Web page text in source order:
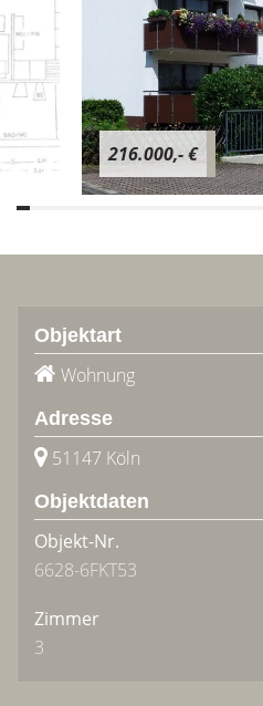
216.000,- €
Objektart
Wohnung
Adresse
51147 Köln
Objektdaten
Objekt-Nr.
6628-6FKT53
Zimmer
3